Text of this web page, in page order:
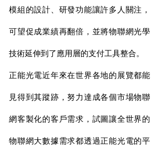
模組的設計、研發功能讓許多人關注，
可望促成業績再翻倍，並將物聯網光學
技術延伸到了應用層的支付工具整合。
正能光電近年來在世界各地的展覽都能
見得到其蹤跡，努力達成各個市場物聯
網客製化的客戶需求，試圖讓全世界的
物聯網大數據需求都透過正能光電的平